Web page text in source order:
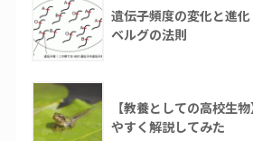
遺伝子頻度の変化と進
ベルグの法則
【教養としての高校生
やすく解説してみた